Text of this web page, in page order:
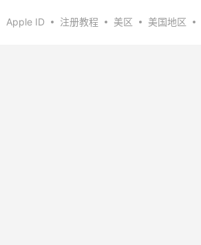
Apple ID 注册教程 美区 美国地区